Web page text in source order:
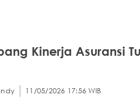
Kinerja Asuransi
11/05/2026 17:56 WIB